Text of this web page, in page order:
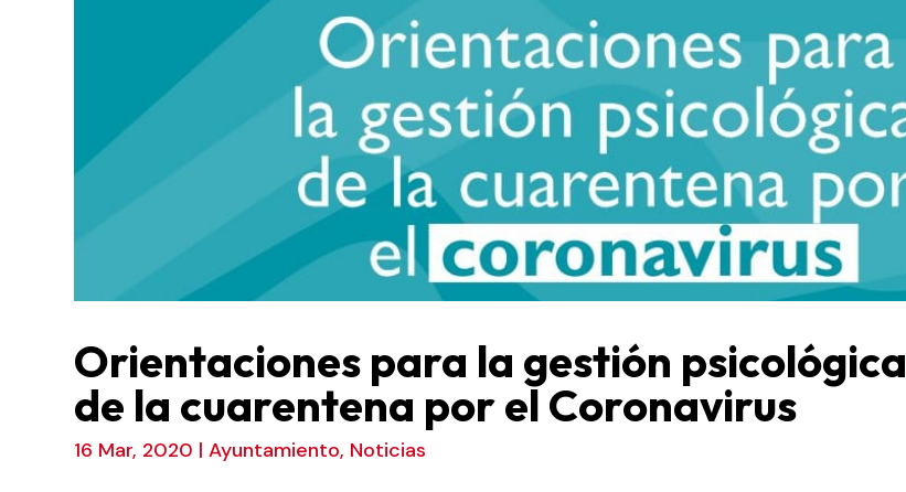
Orientaciones para la gestión psicológica
de la cuarentena por el Coronavirus
16 Mar, 2020 |Ayuntamiento, Noticias